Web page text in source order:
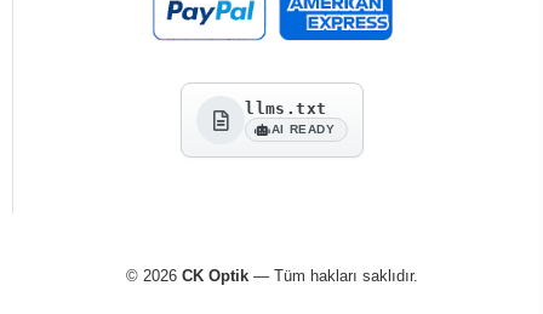
llms.txt
AI READY
© 2026 CK Optik— Tüm hakları saklıdır.